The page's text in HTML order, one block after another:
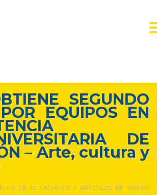
SEGUNDO
EQUIPOS EN
DE
– Arte, cultura y
DE EL SALVADOR >ARTÍCULOS DE: WENDY